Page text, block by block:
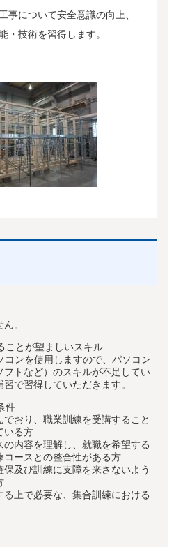
事について安全意識の向上、
・技術を習得します。
。
ことが望ましいスキル
ンを使用しますので、パソコン
フトなど）のスキルが不足してい
で習得していただきます。
件
でおり、職業訓練を受講すること
いる方
の内容を理解し、就職を希望する
コースとの整合性がある方
保及び訓練に支障を来さないよう
る上で必要な、集合訓練における